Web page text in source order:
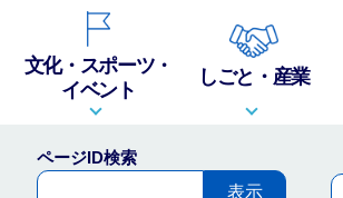
文化・スポーツ・
イベント
しごと・産業
ページID検索